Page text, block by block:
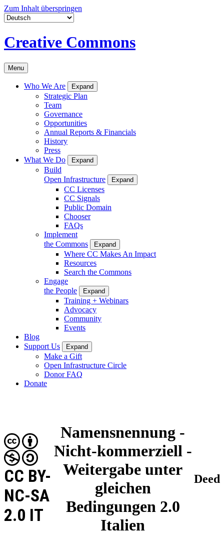
Zum Inhalt überspringen
Creative Commons
Menu
Who We Are Expand
Strategic Plan
Team
Governance
Opportunities
Annual Reports & Financials
History
Press
What We Do
Expand
Build
Open Infrastructure
Expand
CC Licenses
CC Signals
Public Domain
Chooser
FAQs
Implement
the Commons
Expand
Where CC Makes An Impact
Resources
Search the Commons
Engage
the People
Expand
Training + Webinars
Advocacy
Community
Events
Blog
Support Us
Expand
Make a Gift
Open Infrastructure Circle
Donor FAQ
Donate
Namensnennung -
Nicht-kommerziell -
Weitergabe unter
gleichen
Bedingungen 2.0
Italien
CC BY-
NC-SA
2.0 IT
Deed